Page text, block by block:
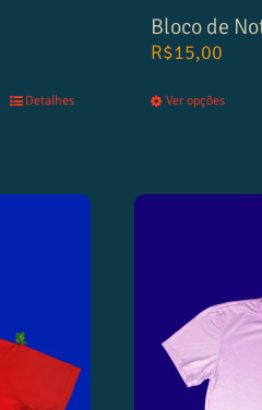
Detalhes
Bloco de
R$15,00
Ver opções